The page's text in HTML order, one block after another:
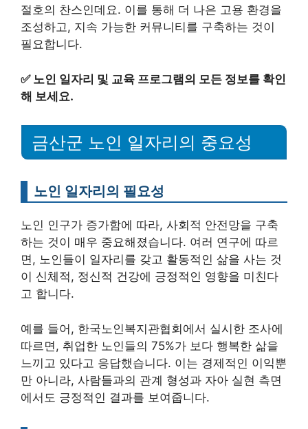
절호의 찬스인데요. 이를 통해 더 나은 고용 환경을
조성하고, 지속 가능한 커뮤니티를 구축하는 것이
필요합니다.
✅ 노인 일자리 및 교육 프로그램의 모든 정보를 확인
해 보세요.
금산군 노인 일자리의 중요성
노인 일자리의 필요성
노인 인구가 증가함에 따라, 사회적 안전망을 구축
하는 것이 매우 중요해졌습니다. 여러 연구에 따르
면, 노인들이 일자리를 갖고 활동적인 삶을 사는 것
이 신체적, 정신적 건강에 긍정적인 영향을 미친다
고 합니다.
예를 들어, 한국노인복지관협회에서 실시한 조사에
따르면, 취업한 노인들의 75%가 보다 행복한 삶을
느끼고 있다고 응답했습니다. 이는 경제적인 이익뿐
만 아니라, 사람들과의 관계 형성과 자아 실현 측면
에서도 긍정적인 결과를 보여줍니다.